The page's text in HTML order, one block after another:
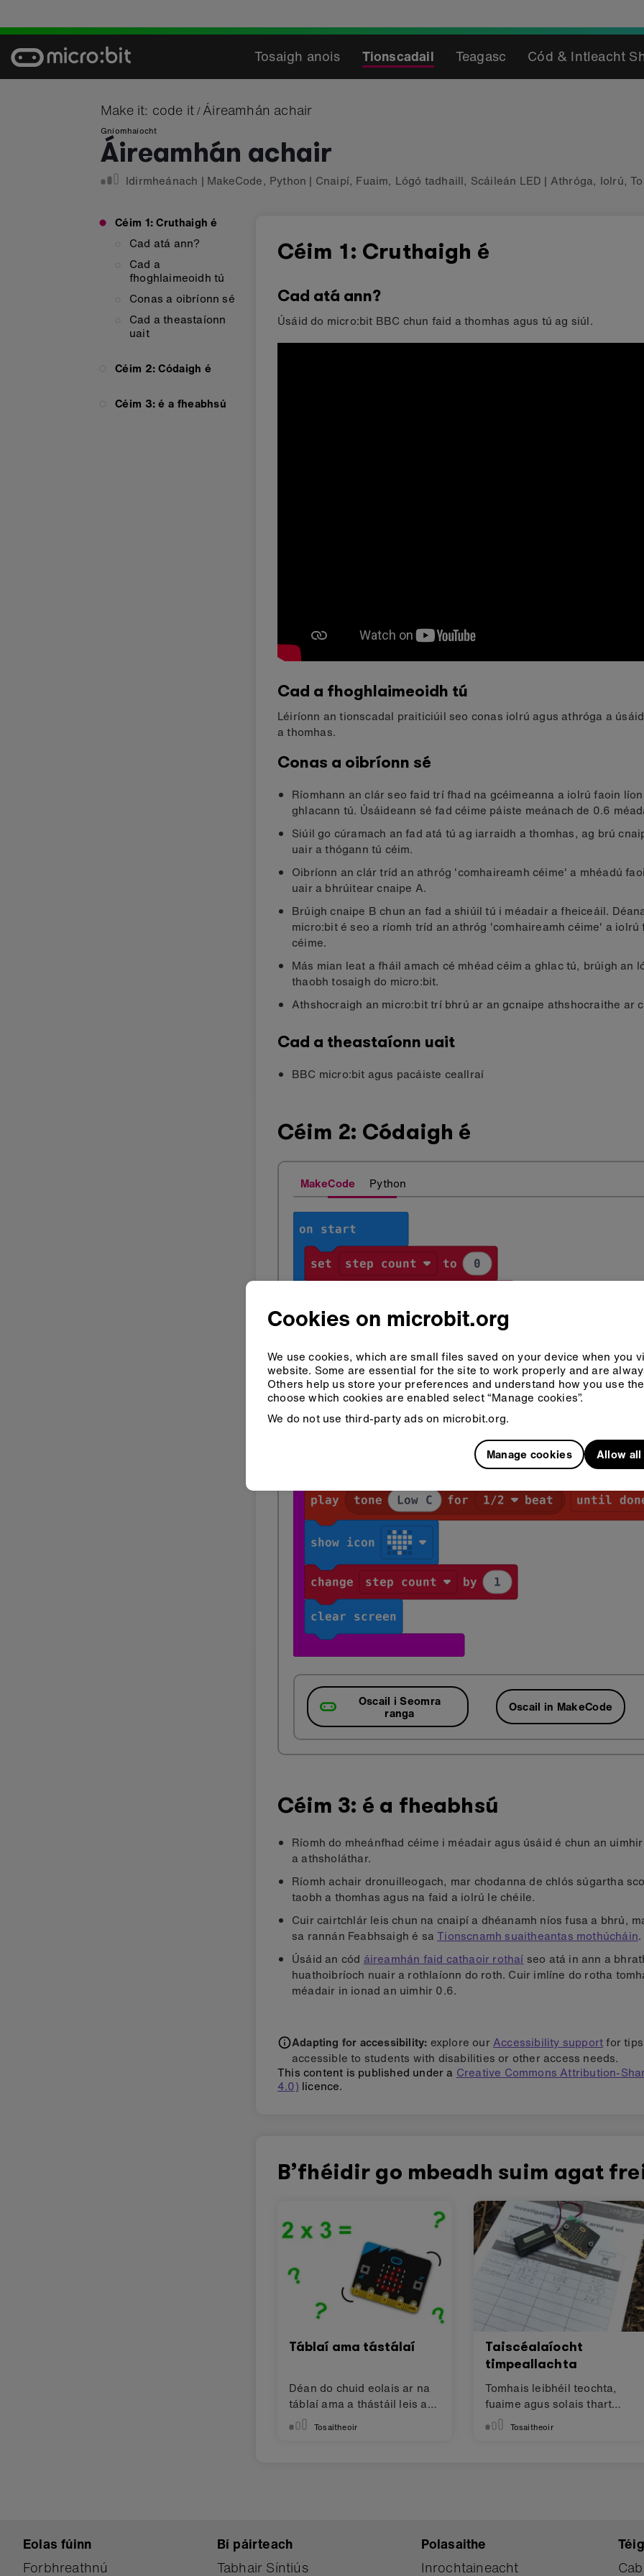
content
Tosaigh anois Tionscadail Teagasc Cód & Intleacht
Make it: code it / Áireamhán achair
Gníomhaíocht
Áireamhán achair
Idirmheánach | MakeCode, Python | Cnaipí, Fuaim, Lógó tadhaill, Scáileán LED | Athróga, Iolrú,
Céim 1: Cruthaigh é
Cad atá ann?
Cad a
fhoghlaimeoidh tú
Conas a oibríonn sé
Cad a theastaíonn
uait
Céim 2: Códaigh é
Céim 3: é a fheabhsú
Céim 1: Cruthaigh é
Cad atá ann?
Úsáid do micro:bit BBC chun faid a thomhas agus tú ag siúl.
Cad a fhoghlaimeoidh tú
Léiríonn an tionscadal praiticiúil seo conas iolrú agus athróga a
a thomhas.
Conas a oibríonn sé
Ríomhann an clár seo faid trí fhad na gcéimeanna a iolrú faoin
ghlacann tú. Úsáideann sé fad céime páiste meánach de 0.6
Siúil go cúramach an fad atá tú ag iarraidh a thomhas, ag brú
uair a thógann tú céim.
Oibríonn an clár tríd an athróg 'comhaireamh céime' a mhéadú
uair a bhrúitear cnaipe A.
Brúigh cnaipe B chun an fad a shiúil tú i méadair a fheiceáil.
micro:bit é seo a ríomh tríd an athróg 'comhaireamh céime' a iolrú
céime.
Más mian leat a fháil amach cé mhéad céim a ghlac tú, brúigh an
thaobh tosaigh do micro:bit.
Athshocraigh an micro:bit trí bhrú ar an gcnaipe athshocraithe ar
Cad a theastaíonn uait
BBC micro:bit agus pacáiste ceallraí
Céim 2: Códaigh é
MakeCode Python
Oscail i Seomra
ranga Oscail in MakeCode
Céim 3: é a fheabhsú
Ríomh do mheánfhad céime i méadair agus úsáid é chun an
a athsholáthar.
Ríomh achair dronuilleogach, mar chodanna de chlós súgartha
taobh a thomhas agus na faid a iolrú le chéile.
Cuir cairtchlár leis chun na cnaipí a dhéanamh níos fusa a bhrú,
sa rannán Feabhsaigh é saTionscnamh suaitheantas mothúcháin.
Úsáid an cód áireamhán faid cathaoir rothaí seo atá in ann a
huathoibríoch nuair a rothlaíonn do roth. Cuir imlíne do rotha
méadair in ionad an uimhir 0.6.
Adapting for accessibility: explore ourAccessibility supportfor
accessible to students with disabilities or other access needs.
This content is published under a Creative Commons Attribution-
4.0) licence.
B’fhéidir go mbeadh suim agat
Táblaí ama tástálaí
Déan do chuid eolais ar na
táblaí ama a thástáil leis an
tionscadal seo.
Tosaitheoir
Taiscéalaíocht
timpeallachta
Tomhais leibhéil teochta,
fuaime agus solais thart
timpeall ort
Tosaitheoir
Eolas fúinn
Forbhreathnú
Bí páirteach
Tabhair Síntiús
Polasaithe
Inrochtaineacht
Cookies on microbit.org
We use cookies, which are small files saved on your device when you
website. Some are essential for the site to work properly and are
Others help us store your preferences and understand how you use
choose which cookies are enabled select “Manage cookies”.
We do not use third-party ads on microbit.org.
Manage cookies Allow